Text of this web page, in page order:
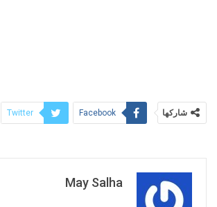
شاركها Facebook
Twitter
May Salha